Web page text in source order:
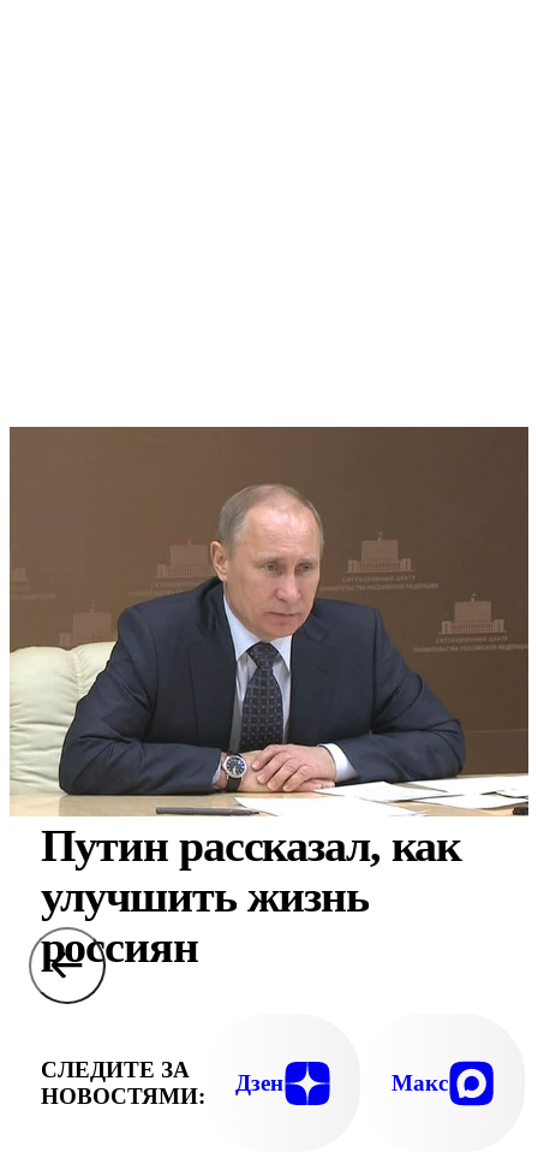
Путин рассказал, как
улучшить жизнь
россиян
СЛЕДИТЕ ЗА
НОВОСТЯМИ:
Дзен Макс